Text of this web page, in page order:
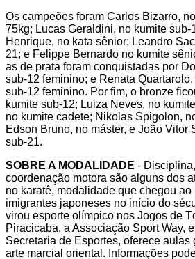
Os campeões foram Carlos Bizarro,
75kg; Lucas Geraldini, no kumite sub-
Henrique, no kata sênior; Leandro
21; e Felippe Bernardo no kumite
as de prata foram conquistadas por
sub-12 feminino; e Renata
sub-12 feminino. Por fim, o bronze
kumite sub-12; Luiza Neves, no
no kumite cadete; Nikolas Spigolon,
Edson Bruno, no máster, e João Vitor
sub-21.
SOBRE A MODALIDADE -
coordenação motora são alguns dos
no karatê, modalidade que chegou ao
imigrantes japoneses no início do
virou esporte olímpico nos Jogos de
Piracicaba, a Associação Sport Way,
Secretaria de Esportes, oferece aulas
arte marcial oriental. Informações